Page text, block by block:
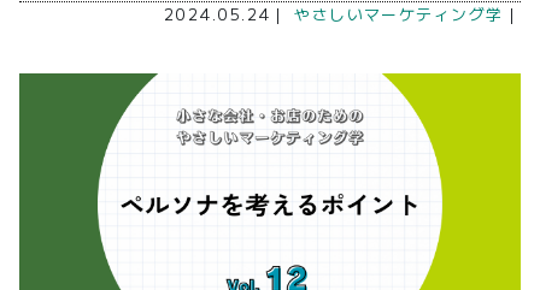
2024.05.24｜やさしいマーケティング学 ｜